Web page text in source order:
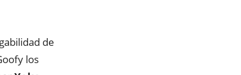
de
los